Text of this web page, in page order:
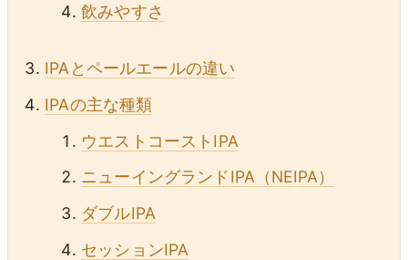
飲みやすさ
IPAとペールエールの違い
IPAの主な種類
ウエストコーストIPA
ニューイングランドIPA（NEIPA）
ダブルIPA
セッションIPA